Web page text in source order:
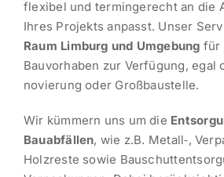
flexibel und termin­ge­recht an die
Ihres Projekts anpasst. Unser
Raum Limburg und Umgebung für
Bauvor­haben zur Verfügung, egal
no­vierung oder Großbaustelle.
Wir kümmern uns um die
Bauab­fällen, wie z.B. Metall‑,
Holzreste sowie